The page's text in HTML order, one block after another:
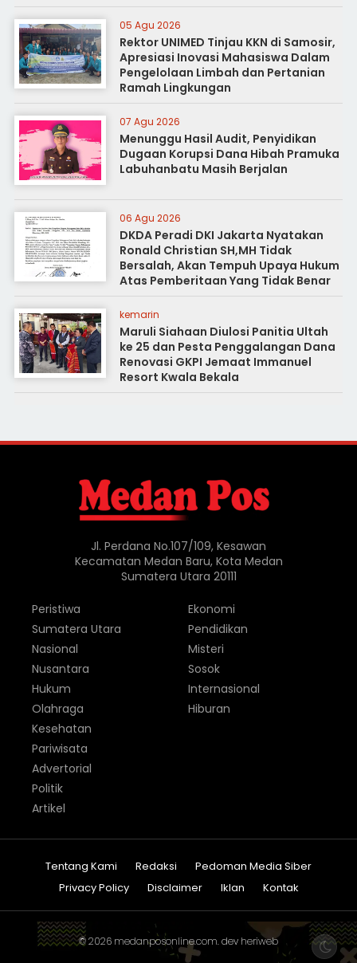
05 Agu 2026
Rektor UNIMED Tinjau KKN di Samosir,
Apresiasi Inovasi Mahasiswa Dalam
Pengelolaan Limbah dan Pertanian
Ramah Lingkungan
07 Agu 2026
Menunggu Hasil Audit, Penyidikan
Dugaan Korupsi Dana Hibah Pramuka
Labuhanbatu Masih Berjalan
06 Agu 2026
DKDA Peradi DKI Jakarta Nyatakan
Ronald Christian SH,MH Tidak
Bersalah, Akan Tempuh Upaya Hukum
Atas Pemberitaan Yang Tidak Benar
kemarin
Maruli Siahaan Diulosi Panitia Ultah
ke 25 dan Pesta Penggalangan Dana
Renovasi GKPI Jemaat Immanuel
Resort Kwala Bekala
Jl. Perdana No.107/109, Kesawan
Kecamatan Medan Baru, Kota Medan
Sumatera Utara 20111
Peristiwa
Sumatera Utara
Nasional
Nusantara
Hukum
Olahraga
Ekonomi
Pendidikan
Misteri
Sosok
Internasional
Hiburan
Kesehatan
Pariwisata
Advertorial
Politik
Artikel
Tentang Kami Redaksi
Pedoman Media Siber
Privacy Policy
Disclaimer Iklan Kontak
© 2026 medanposonline.com. dev heriweb